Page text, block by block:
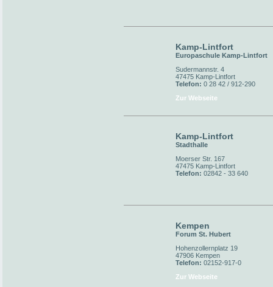
Kamp-Lintfort
Europaschule Kamp-Lintfort
Sudermannstr. 4
47475 Kamp-Lintfort
Telefon: 0 28 42 / 912-290
Zur Webseite
Kamp-Lintfort
Stadthalle
Moerser Str. 167
47475 Kamp-Lintfort
Telefon: 02842 - 33 640
Kempen
Forum St. Hubert
Hohenzollernplatz 19
47906 Kempen
Telefon: 02152-917-0
Zur Webseite